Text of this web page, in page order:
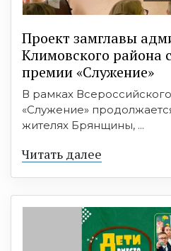
Проект замглавы
Климовского района
премии «Служение»
В рамках
«Служение»
жителях Брянщины, ...
Читать далее